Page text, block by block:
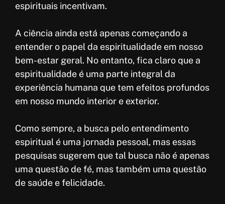
espirituais incentivam.
A ciência ainda está apenas começando a
entender o papel da espiritualidade em nosso
bem-estar geral. No entanto, fica claro que a
espiritualidade é uma parte integral da
experiência humana que tem efeitos profundos
em nosso mundo interior e exterior.
Como sempre, a busca pelo entendimento
espiritual é uma jornada pessoal, mas essas
pesquisas sugerem que tal busca não é apenas
uma questão de fé, mas também uma questão
de saúde e felicidade.